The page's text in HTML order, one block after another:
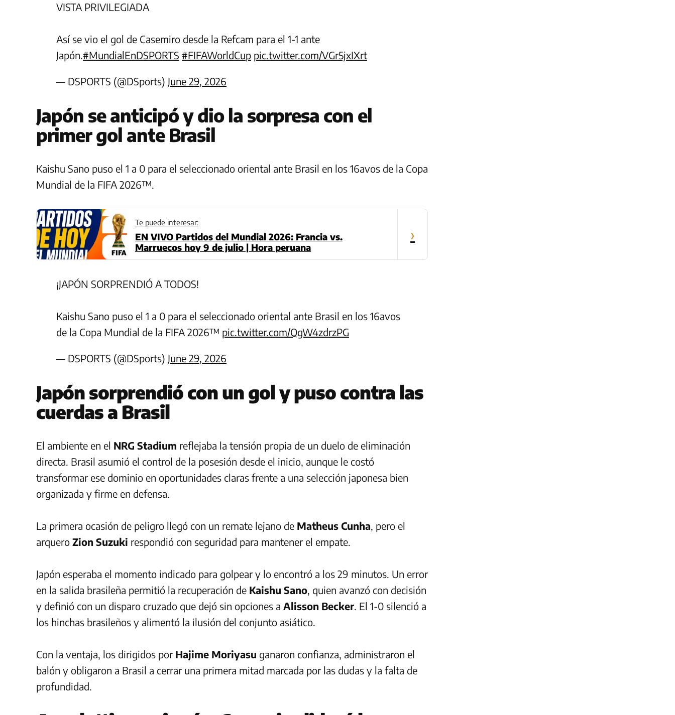
VISTA PRIVILEGIADA
Así se vio el gol de Casemiro desde la Refcam para el 1-1 ante
Japón.#MundialEnDSPORTS #FIFAWorldCup pic.twitter.com/VGr5jxIXrt
— DSPORTS (@DSports) June 29, 2026
Japón se anticipó y dio la sorpresa con el
primer gol ante Brasil
Kaishu Sano puso el 1 a 0 para el seleccionado oriental ante Brasil en los 16avos de la Copa
Mundial de la FIFA 2026™.
Te puede interesar:
EN VIVO Partidos del Mundial 2026: Francia vs.
Marruecos hoy 9 de julio | Hora peruana
›
¡JAPÓN SORPRENDIÓ A TODOS!
Kaishu Sano puso el 1 a 0 para el seleccionado oriental ante Brasil en los 16avos
de la Copa Mundial de la FIFA 2026™ pic.twitter.com/QgW4zdrzPG
— DSPORTS (@DSports) June 29, 2026
Japón sorprendió con un gol y puso contra las
cuerdas a Brasil
El ambiente en el NRG Stadium reflejaba la tensión propia de un duelo de eliminación
directa. Brasil asumió el control de la posesión desde el inicio, aunque le costó
transformar ese dominio en oportunidades claras frente a una selección japonesa bien
organizada y firme en defensa.
La primera ocasión de peligro llegó con un remate lejano de Matheus Cunha, pero el
arquero Zion Suzuki respondió con seguridad para mantener el empate.
Japón esperaba el momento indicado para golpear y lo encontró a los 29 minutos. Un error
en la salida brasileña permitió la recuperación de Kaishu Sano, quien avanzó con decisión
y definió con un disparo cruzado que dejó sin opciones a Alisson Becker. El 1-0 silenció a
los hinchas brasileños y alimentó la ilusión del conjunto asiático.
Con la ventaja, los dirigidos por Hajime Moriyasu ganaron confianza, administraron el
balón y obligaron a Brasil a cerrar una primera mitad marcada por las dudas y la falta de
profundidad.